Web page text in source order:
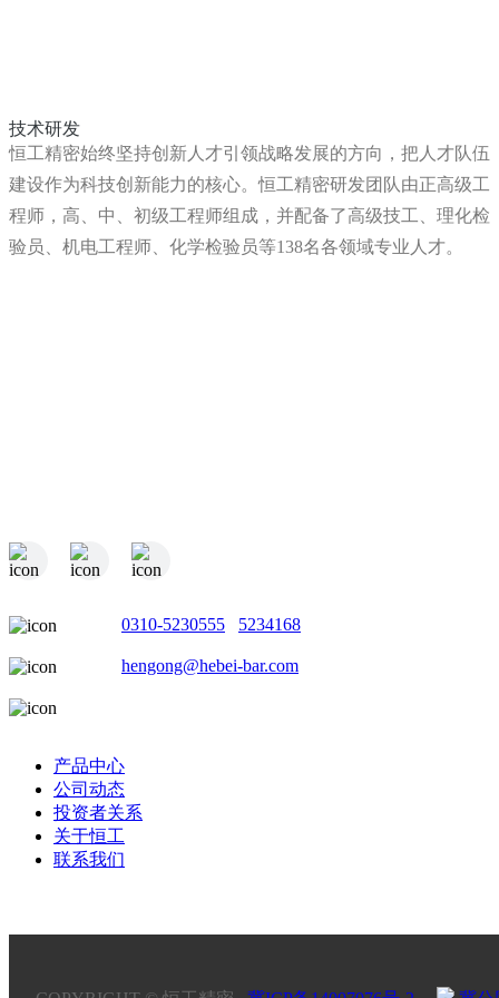
技术研发
恒工精密始终坚持创新人才引领战略发展的方向，把人才队伍
建设作为科技创新能力的核心。恒工精密研发团队由正高级工
程师，高、中、初级工程师组成，并配备了高级技工、理化检
验员、机电工程师、化学检验员等138名各领域专业人才。
0310-5230555 5234168
hengong@hebei-bar.com
产品中心
公司动态
投资者关系
关于恒工
联系我们